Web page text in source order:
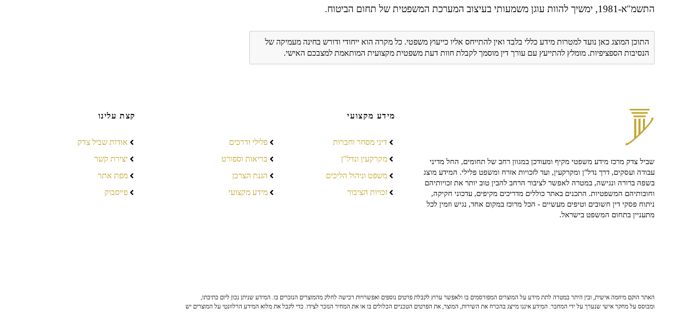
התשמ"א-1981, ימשיך להוות עוגן משמעותי בעיצוב המערכת המשפטית של תחום הביטוח.
התוכן המוצג כאן נועד למטרות מידע כללי בלבד ואין להתייחס אליו כייעוץ משפטי. כל מקרה הוא ייחודי ודורש בחינה מעמיקה של
הנסיבות הספציפיות. מומלץ להתייעץ עם עורך דין מוסמך לקבלת חוות דעת משפטית מקצועית המותאמת למצבכם האישי.
שביל צדק מרכז מידע משפטי מקיף ומעודכן במגוון רחב של תחומים, החל מדיני
עבודה ועסקים, דרך נדל"ן ומקרקעין, ועד לזכויות אזרח ומשפט פלילי. המידע מוצג
בשפה ברורה ונגישה, במטרה לאפשר לציבור הרחב להבין טוב יותר את זכויותיהם
וחובותיהם המשפטיות. התכנים באתר כוללים מדריכים מקיפים, עדכוני חקיקה,
ניתוח פסקי דין חשובים וטיפים מעשיים - הכל מרוכז במקום אחד, נגיש וזמין לכל
מתעניין בתחום המשפט בישראל.
מידע מקצועי
דיני מסחר וחברות
מקרקעין ונדל"ן
משפט וניהול הליכים
זכויות הציבור
פלילי ודרכים
בריאות וספורט
הגנת הצרכן
מידע מקצועי
קצת עלינו
אודות שביל צדק
יצירת קשר
מפת אתר
פייסבוק
האתר הוקם מיוזמה אישית, ובין היתר במטרה לתת מידע על המוצרים המפורסמים בו ולאפשר ערוץ לקבלת פרטים נוספים ואפשרויות רכישה לחלק מהמוצרים הנזכרים בו. המידע שניתן נכון ליום כתיבתו,
ומבוסס על מחקר אישי שנערך על ידי המחבר. המידע איננו מייצג בהכרח את השירות, המוצר, את הפרטים הטכניים הכלולים בו או את המחיר הנזכר לצידו. כדי לקבל את מלוא המידע הרלוונטי על המוצרים יש